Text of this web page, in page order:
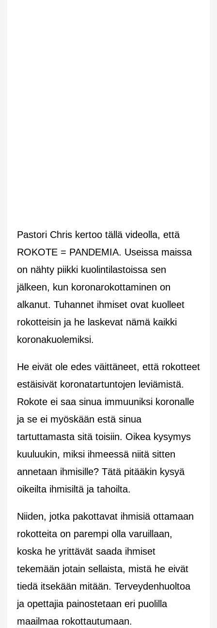
Pastori Chris kertoo tällä videolla, että
ROKOTE = PANDEMIA. Useissa maissa
on nähty piikki kuolintilastoissa sen
jälkeen, kun koronarokottaminen on
alkanut. Tuhannet ihmiset ovat kuolleet
rokotteisin ja he laskevat nämä kaikki
koronakuolemiksi.
He eivät ole edes väittäneet, että rokotteet
estäisivät koronatartuntojen leviämistä.
Rokote ei saa sinua immuuniksi koronalle
ja se ei myöskään estä sinua
tartuttamasta sitä toisiin. Oikea kysymys
kuuluukin, miksi ihmeessä niitä sitten
annetaan ihmisille? Tätä pitääkin kysyä
oikeilta ihmisiltä ja tahoilta.
Niiden, jotka pakottavat ihmisiä ottamaan
rokotteita on parempi olla varuillaan,
koska he yrittävät saada ihmiset
tekemään jotain sellaista, mistä he eivät
tiedä itsekään mitään. Terveydenhuoltoa
ja opettajia painostetaan eri puolilla
maailmaa rokottautumaan.